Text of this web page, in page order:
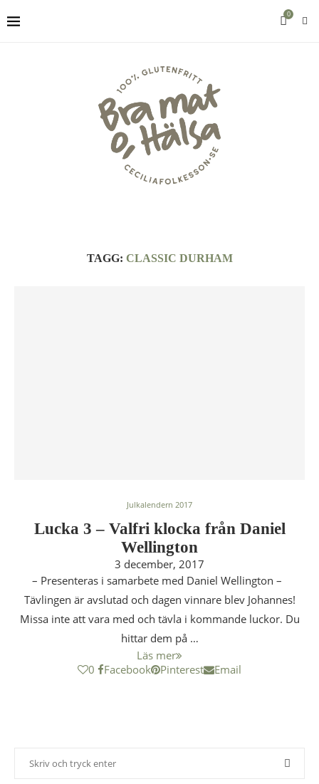
0
TAGG: CLASSIC DURHAM
Julkalendern 2017
Lucka 3 – Valfri klocka från Daniel
Wellington
3 december, 2017
– Presenteras i samarbete med Daniel Wellington –
Tävlingen är avslutad och dagen vinnare blev Johannes!
Missa inte att vara med och tävla i kommande luckor. Du
hittar dem på …
Läs mer
0
Facebook Pinterest Email